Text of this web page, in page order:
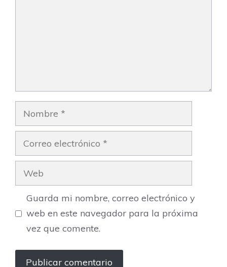
Nombre
Correo
electrónico
Web
Guarda mi nombre, correo electrónico y
web en este navegador para la próxima
vez que comente.